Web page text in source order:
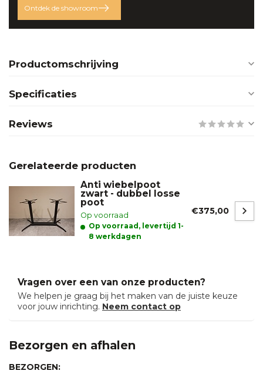
Ontdek de showroom
Productomschrijving
Specificaties
Reviews
Gerelateerde producten
Anti wiebelpoot
zwart - dubbel losse
poot
Op voorraad
Op voorraad, levertijd 1-
8 werkdagen
€375,00
Vragen over een van onze producten?
We helpen je graag bij het maken van de juiste keuze
voor jouw inrichting. Neem contact op
Bezorgen en afhalen
BEZORGEN: